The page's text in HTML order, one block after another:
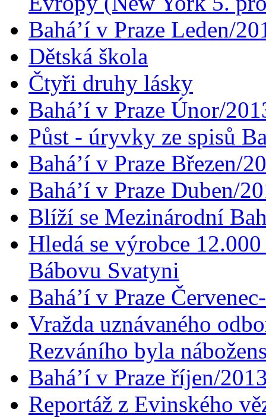
Bahá’í v Praze Leden/
Dětská škola
Čtyři druhy lásky
Bahá’í v Praze Únor/
Půst - úryvky ze spisů
Bahá’í v Praze Březen/
Bahá’í v Praze Duben/
Blíží se Mezinárodní
Hledá se výrobce
Bábovu Svatyni
Bahá’í v Praze
Vražda uznávaného
Rezváního byla
Bahá’í v Praze říjen/
Reportáž z Evinského